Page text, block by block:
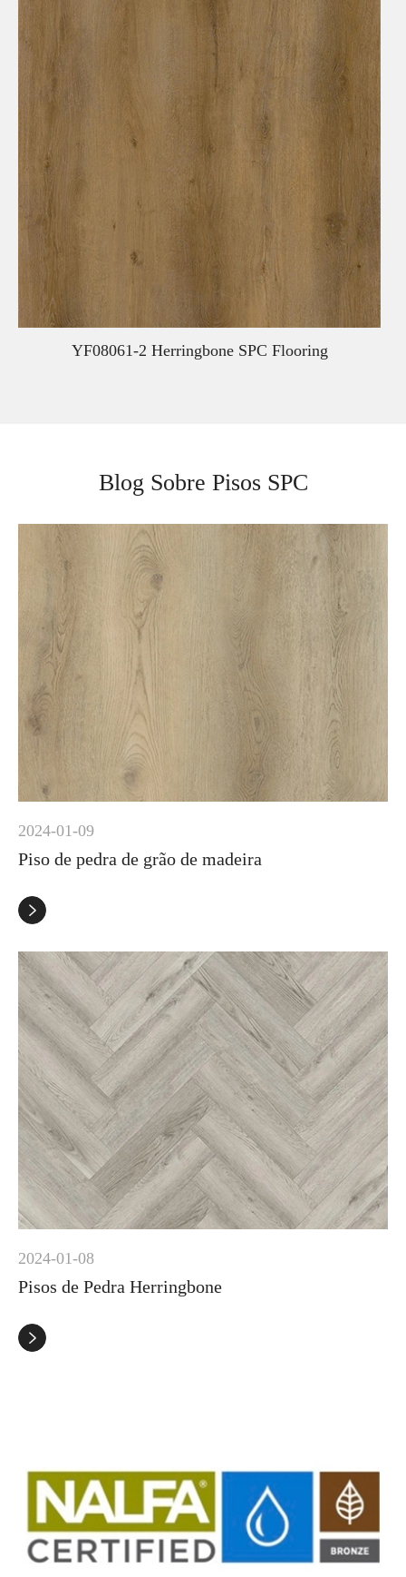
YF08061-2 Herringbone SPC Flooring
Blog Sobre Pisos SPC
2024-01-09
Piso de pedra de grão de madeira

2024-01-08
Pisos de Pedra Herringbone
